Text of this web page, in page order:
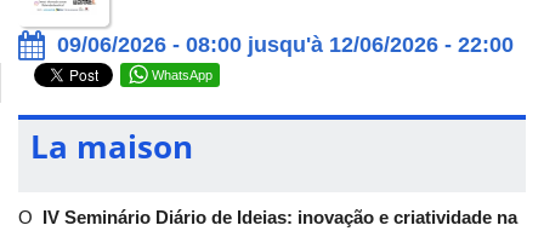
09/06/2026 - 08:00 jusqu'à 12/06/2026 - 22:00
WhatsApp
La maison
O IV Seminário Diário de Ideias: inovação e criatividade na